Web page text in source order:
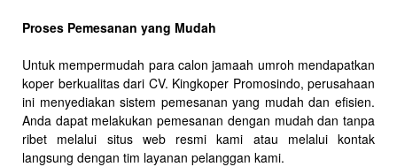
Proses Pemesanan yang Mudah
Untuk mempermudah para calon jamaah umroh mendapatkan
koper berkualitas dari CV. Kingkoper Promosindo, perusahaan
ini menyediakan sistem pemesanan yang mudah dan efisien.
Anda dapat melakukan pemesanan dengan mudah dan tanpa
ribet melalui situs web resmi kami atau melalui kontak
langsung dengan tim layanan pelanggan kami.